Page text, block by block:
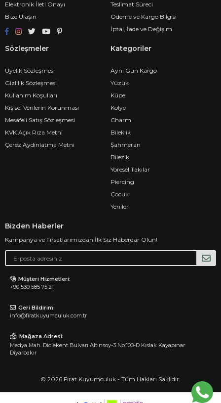
Elektronik İleti Onayı
Bize Ulaşın
Teslimat Süreci
Ödeme ve Kargo Bilgisi
İptal, İade ve Değişim
Sözleşmeler
Üyelik Sözleşmesi
Gizlilik Sözleşmesi
Kullanım Koşulları
Kişisel Verilerin Korunması
Mesafeli Satış Sözleşmesi
KVK Açık Rıza Metni
Çerez Aydınlatma Metni
Kategoriler
Aynı Gün Kargo
Yüzük
Küpe
Kolye
Charm
Bileklik
Şahmeran
Bilezik
Yöresel Takılar
Piercing
Çocuk
Yeniler
Bizden Haberler
Kampanya ve Fırsatlarımızdan İlk Siz Haberdar Olun!
Müşteri Hizmetleri:
+90 530 585 75 21
Geri Bildirim:
info@firatkuyumculuk.com.tr
Mağaza Adresi:
Medya Mah. Diclekent Bulvarı Altınsoy-3 No:100-D Kıslak Kayapınar
Diyarbakır
© 2026 Fırat Kuyumculuk - Tüm Hakları Saklıdır.